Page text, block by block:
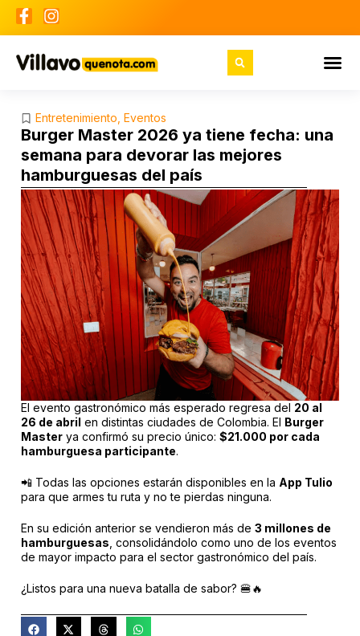
Entretenimiento Eventos
Burger Master 2026 ya tiene fecha: una
semana para devorar las mejores
hamburguesas del país
El evento gastronómico más esperado regresa del 20 al
26 de abril en distintas ciudades de Colombia. El Burger
Master ya confirmó su precio único: $21.000 por cada
hamburguesa participante.
📲 Todas las opciones estarán disponibles en la App Tulio
para que armes tu ruta y no te pierdas ninguna.
En su edición anterior se vendieron más de 3 millones de
hamburguesas , consolidándolo como uno de los eventos
de mayor impacto para el sector gastronómico del país.
¿Listos para una nueva batalla de sabor? 🍔🔥